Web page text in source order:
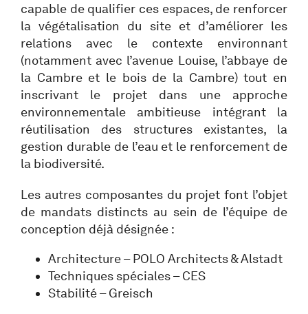
capable de qualifier ces espaces, de renforcer
la végétalisation du site et d’améliorer les
relations avec le contexte environnant
(notamment avec l’avenue Louise, l’abbaye de
la Cambre et le bois de la Cambre) tout en
inscrivant le projet dans une approche
environnementale ambitieuse intégrant la
réutilisation des structures existantes, la
gestion durable de l’eau et le renforcement de
la biodiversité.
Les autres composantes du projet font l’objet
de mandats distincts au sein de l’équipe de
conception déjà désignée :
Architecture – POLO Architects & Alstadt
Techniques spéciales – CES
Stabilité – Greisch